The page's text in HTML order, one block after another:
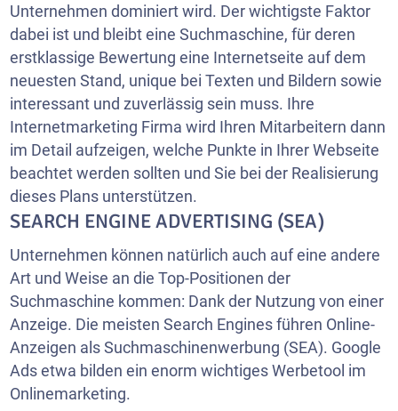
Unternehmen dominiert wird. Der wichtigste Faktor
dabei ist und bleibt eine Suchmaschine, für deren
erstklassige Bewertung eine Internetseite auf dem
neuesten Stand, unique bei Texten und Bildern sowie
interessant und zuverlässig sein muss. Ihre
Internetmarketing Firma wird Ihren Mitarbeitern dann
im Detail aufzeigen, welche Punkte in Ihrer Webseite
beachtet werden sollten und Sie bei der Realisierung
dieses Plans unterstützen.
SEARCH ENGINE ADVERTISING (SEA)
Unternehmen können natürlich auch auf eine andere
Art und Weise an die Top-Positionen der
Suchmaschine kommen: Dank der Nutzung von einer
Anzeige. Die meisten Search Engines führen Online-
Anzeigen als Suchmaschinenwerbung (SEA). Google
Ads etwa bilden ein enorm wichtiges Werbetool im
Onlinemarketing.